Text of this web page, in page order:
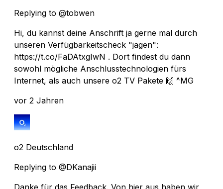
Replying to @tobwen
Hi, du kannst deine Anschrift ja gerne mal durch
unseren Verfügbarkeitscheck "jagen":
https://t.co/FaDAtxgIwN . Dort findest du dann
sowohl mögliche Anschlusstechnologien fürs
Internet, als auch unsere o2 TV Pakete 🙌 ^MG
vor 2 Jahren
o2 Deutschland
Replying to @DKanajii
Danke für das Feedback. Von hier aus haben wir